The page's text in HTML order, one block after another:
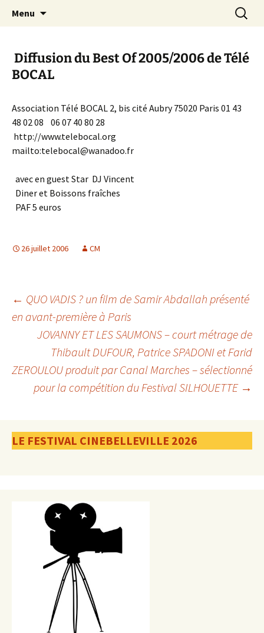
Canal Marches
Menu
Diffusion du Best Of 2005/2006 de Télé
BOCAL
Association Télé BOCAL 2, bis cité Aubry 75020 Paris 01 43
48 02 08 06 07 40 80 28
http://www.telebocal.org
mailto:telebocal@wanadoo.fr
avec en guest Star DJ Vincent
Diner et Boissons fraîches
PAF 5 euros
26 juillet 2006 CM
Navigation
des
articles
← QUO VADIS ? un film de Samir Abdallah présenté
en avant-première à Paris
JOVANNY ET LES SAUMONS – court métrage de
Thibault DUFOUR, Patrice SPADONI et Farid
ZEROULOU produit par Canal Marches – sélectionné
pour la compétition du Festival SILHOUETTE →
LE FESTIVAL CINEBELLEVILLE 2026